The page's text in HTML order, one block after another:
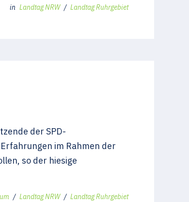
in Landtag NRW / Landtag Ruhrgebiet
der SPD-
im Rahmen der
so der hiesige
/ Landtag NRW / Landtag Ruhrgebiet